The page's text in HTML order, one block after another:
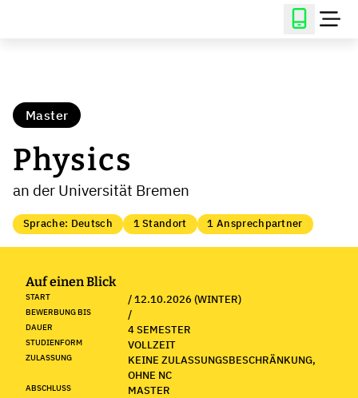
Master
Physics
an der Universität Bremen
Sprache: Deutsch 1 Standort 1 Ansprechpartner
Auf einen Blick
START / 12.10.2026 (WINTER)
BEWERBUNG BIS /
DAUER 4 SEMESTER
STUDIENFORM VOLLZEIT
ZULASSUNG
KEINE ZULASSUNGSBESCHRÄNKUNG,
OHNE NC
ABSCHLUSS MASTER